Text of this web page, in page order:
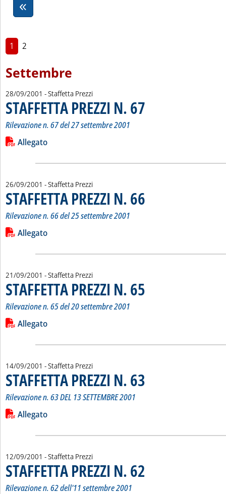
1 2
Settembre
28/09/2001 - Staffetta Prezzi
STAFFETTA PREZZI N. 67
Rilevazione n. 67 del 27 settembre 2001
Leggi tutta la notizia: 'STAFFETTA PREZZI N. 67'
Lista allegati PDF alla notizia
Allegato
26/09/2001 - Staffetta Prezzi
STAFFETTA PREZZI N. 66
Rilevazione n. 66 del 25 settembre 2001
Leggi tutta la notizia: 'STAFFETTA PREZZI N. 66'
Lista allegati PDF alla notizia
Allegato
21/09/2001 - Staffetta Prezzi
STAFFETTA PREZZI N. 65
Rilevazione n. 65 del 20 settembre 2001
Leggi tutta la notizia: 'STAFFETTA PREZZI N. 65'
Lista allegati PDF alla notizia
Allegato
14/09/2001 - Staffetta Prezzi
STAFFETTA PREZZI N. 63
Rilevazione n. 63 DEL 13 SETTEMBRE 2001
Leggi tutta la notizia: 'STAFFETTA PREZZI N. 63'
Lista allegati PDF alla notizia
Allegato
12/09/2001 - Staffetta Prezzi
STAFFETTA PREZZI N. 62
Rilevazione n. 62 dell'11 settembre 2001